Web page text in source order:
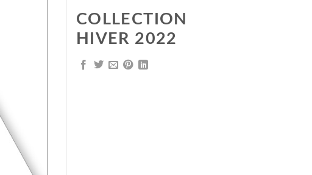
COLLECTION
HIVER 2022